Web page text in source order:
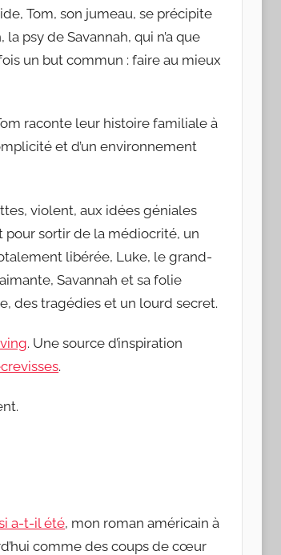
Tom, son jumeau, se précipite
psy de Savannah, qui n’a que
un but commun : faire au mieux
raconte leur histoire familiale à
et d’un environnement
violent, aux idées géniales
pour sortir de la médiocrité, un
libérée, Luke, le grand-
Savannah et sa folie
des tragédies et un lourd secret.
. Une source d’inspiration
.
a-t-il été, mon roman américain à
comme des coups de cœur